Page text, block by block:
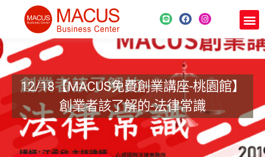
12/18【MACUS免費創業講座-桃園館】
創業者該了解的-法律常識